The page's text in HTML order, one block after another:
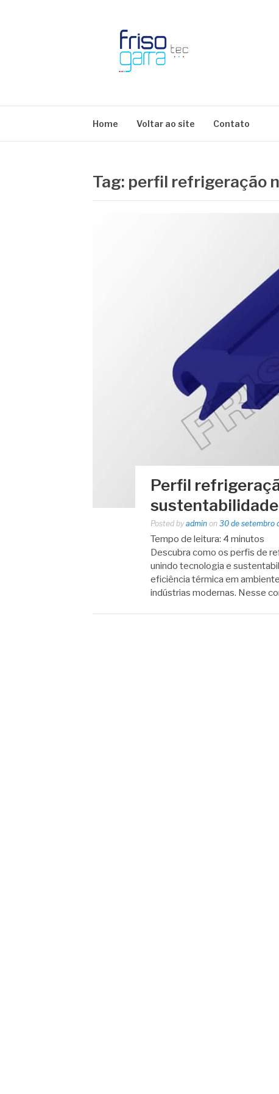
Home Voltar ao site Contato
Tag: perfil refrigeração
Perfil
Posted by admin on 30 de setembro
Tempo de leitura: 4 minutos
Descubra como os perfis de
unindo tecnologia e
eficiência térmica em
indústrias modernas. Nesse